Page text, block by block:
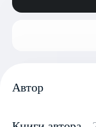
Автор